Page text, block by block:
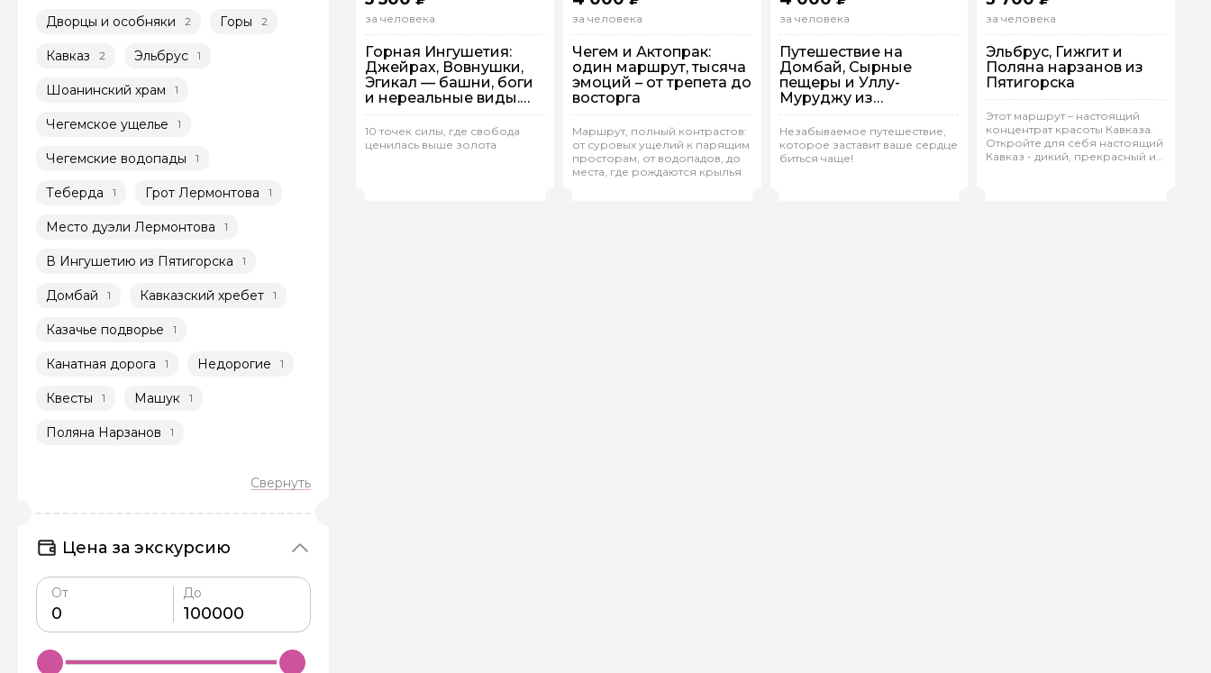
Дворцы и особняки 2 Горы 2
Кавказ 2 Эльбрус 1
Шоанинский храм 1
Чегемское ущелье 1
Чегемские водопады 1
Теберда 1 Грот Лермонтова 1
Место дуэли Лермонтова 1
В Ингушетию из Пятигорска 1
Домбай 1 Кавказский хребет 1
Казачье подворье 1
Канатная дорога 1 Недорогие 1
Квесты 1 Машук 1
Поляна Нарзанов 1
Цена за экскурсию
От До
за человека
Горная Ингушетия:
Джейрах, Вовнушки,
Эгикал — башни, боги
и нереальные виды.
Выезд из Пятигорска
10 точек силы, где свобода
ценилась выше золота
Групповая На машине
за человека
Чегем и Актопрак:
один маршрут, тысяча
эмоций – от трепета до
восторга
Маршрут, полный контрастов:
от суровых ущелий к парящим
просторам, от водопадов, до
места, где рождаются крылья
Родион.У 349
Групповая На машине
за человека
Путешествие на
Домбай, Сырные
пещеры и Уллу-
Муруджу из
Пятигорска
Незабываемое путешествие,
которое заставит ваше сердце
биться чаще!
Групповая На машине
за человека
Эльбрус, Гижгит и
Поляна нарзанов из
Пятигорска
Этот маршрут – настоящий
концентрат красоты Кавказа.
Откройте для себя настоящий
Кавказ - дикий, прекрасный и
Групповая На машине
Задайте свой вопрос гиду
Как вас зовут
Вопросы и комментарии